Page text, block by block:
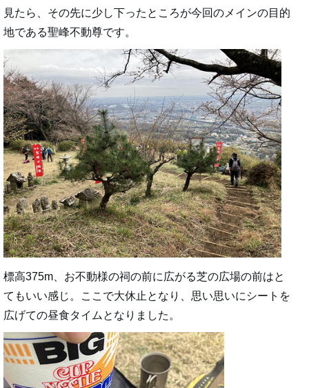
見たら、その先に少し下ったところが今回のメインの目的
地である聖峰不動尊です。
標高375m、お不動様の祠の前に広がる芝の広場の前はと
てもいい感じ。ここで大休止となり、思い思いにシートを
広げての昼食タイムとなりました。